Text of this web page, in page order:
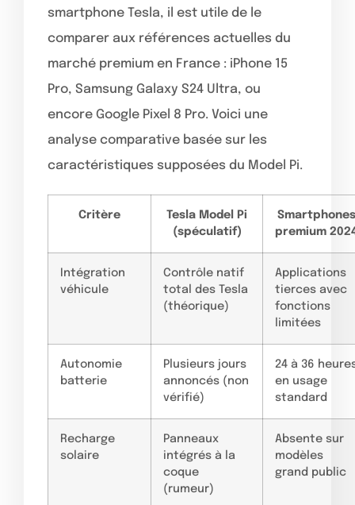
smartphone Tesla, il est utile de le
comparer aux références actuelles du
marché premium en France : iPhone 15
Pro, Samsung Galaxy S24 Ultra, ou
encore Google Pixel 8 Pro. Voici une
analyse comparative basée sur les
caractéristiques supposées du Model Pi.
Critère
Tesla Model Pi
(spéculatif)
Smartphones
premium
Intégration
véhicule
Contrôle natif
total des Tesla
(théorique)
Applications
tierces avec
fonctions
limitées
Autonomie
batterie
Plusieurs jours
annoncés (non
vérifié)
24 à 36
en usage
standard
Recharge
solaire
Panneaux
intégrés à la
coque
(rumeur)
Absente sur
modèles
grand public